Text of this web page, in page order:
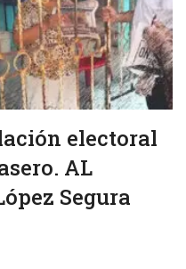
electoral
AL
Segura